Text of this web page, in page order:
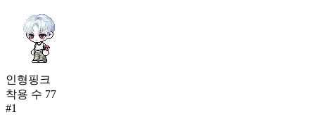
인형핑크
착용 수 77
#1